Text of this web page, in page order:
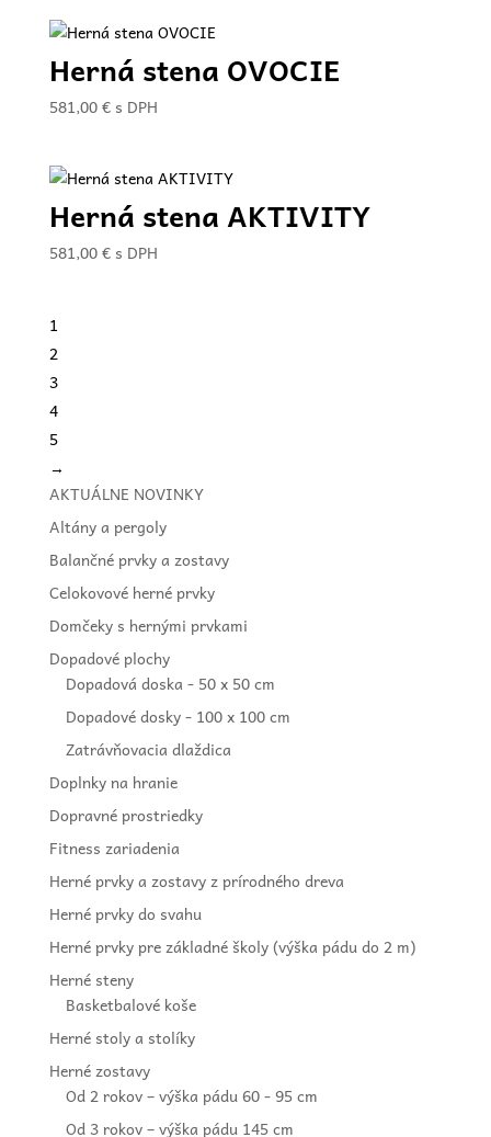
Herná stena OVOCIE
581,00€ s DPH
Herná stena AKTIVITY
581,00€ s DPH
1
2
3
4
5
→
AKTUÁLNE NOVINKY
Altány a pergoly
Balančné prvky a zostavy
Celokovové herné prvky
Domčeky s hernými prvkami
Dopadové plochy
Dopadová doska - 50 x 50 cm
Dopadové dosky - 100 x 100 cm
Zatrávňovacia dlaždica
Doplnky na hranie
Dopravné prostriedky
Fitness zariadenia
Herné prvky a zostavy z prírodného dreva
Herné prvky do svahu
Herné prvky pre základné školy (výška pádu do 2 m)
Herné steny
Basketbalové koše
Herné stoly a stolíky
Herné zostavy
Od 2 rokov – výška pádu 60 - 95 cm
Od 3 rokov – výška pádu 145 cm